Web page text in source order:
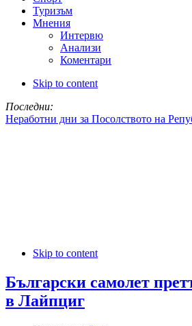
Туризъм
Мнения
Интервю
Анализи
Коментари
Skip to content
Последни:
Неработни дни за Посолството на
Skip to content
Български самолет
в Лайпциг